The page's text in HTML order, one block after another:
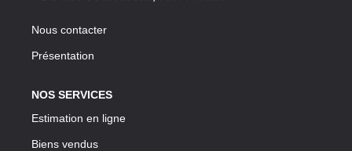
Nous contacter
Présentation
NOS SERVICES
Estimation en ligne
Biens vendus